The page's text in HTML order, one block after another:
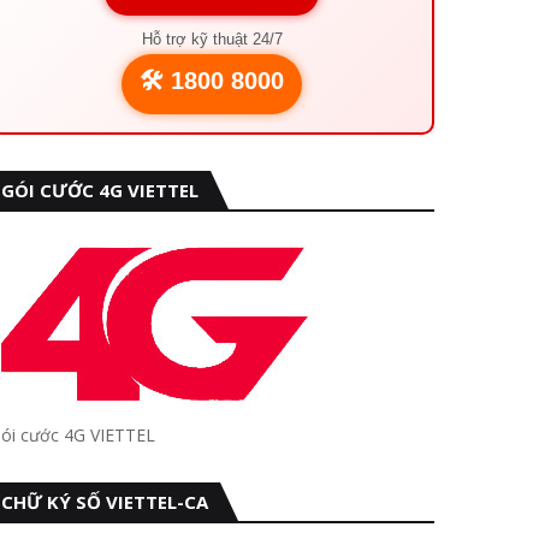
Hỗ trợ kỹ thuật 24/7
🛠️ 1800 8000
GÓI CƯỚC 4G VIETTEL
cước 4G VIETTEL
CHỮ KÝ SỐ VIETTEL-CA